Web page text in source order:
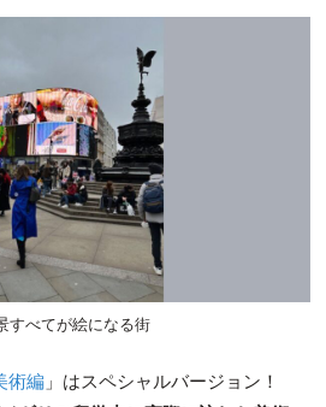
すべてが絵になる街
術編」はスペシャルバージョン！